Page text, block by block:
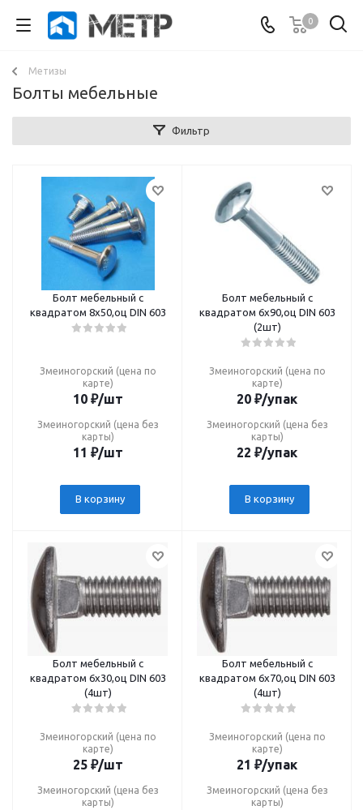
0
Метизы
Болты мебельные
Фильтр
Болт мебельный с
квадратом 8х50,оц DIN 603
Змеиногорский (цена по
карте)
10₽/шт
Змеиногорский (цена без
карты)
11 ₽/шт
В корзину
Болт мебельный с
квадратом 6х90,оц DIN 603
(2шт)
Змеиногорский (цена по
карте)
20 ₽/упак
Змеиногорский (цена без
карты)
22 ₽/упак
В корзину
Болт мебельный с
квадратом 6х30,оц DIN 603
(4шт)
Змеиногорский (цена по
карте)
25₽/шт
Змеиногорский (цена без
карты)
Болт мебельный с
квадратом 6х70,оц DIN 603
(4шт)
Змеиногорский (цена по
карте)
21 ₽/упак
Змеиногорский (цена без
карты)